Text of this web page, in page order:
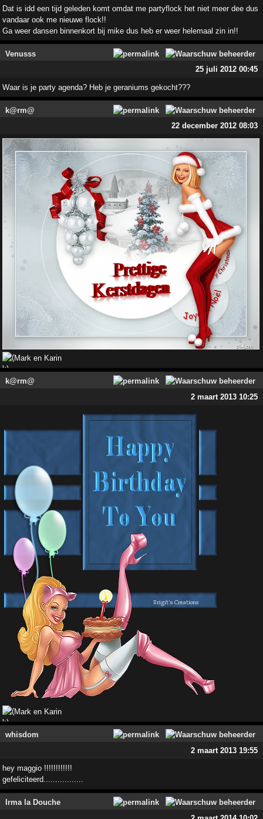
Dat is idd een tijd geleden komt omdat me partyflock het niet meer dee dus
vandaar ook me nieuwe flock!!
Ga weer dansen binnenkort bij mike dus heb er weer helemaal zin in!!
Venusss
25 juli 2012 00:45
Waar is je party agenda? Heb je geraniums gekocht???
k@rm@
22 december 2012 08:03
Mark en Karin
k@rm@
2 maart 2013 10:25
Mark en Karin
whisdom
2 maart 2013 19:55
hey maggio !!!!!!!!!!!!
gefeliciteerd.................
Irma la Douche